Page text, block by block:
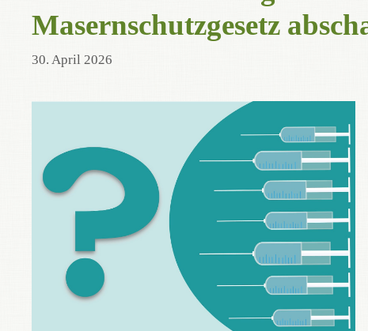
Masernschutzgesetz
30. April 2026